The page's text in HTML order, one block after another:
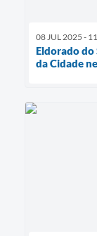
08 JUL 2025 -
Eldorado
da Cidade